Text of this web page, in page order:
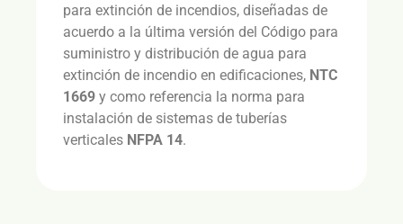
para extinción de incendios, diseñadas de
acuerdo a la última versión del Código para
suministro y distribución de agua para
extinción de incendio en edificaciones, NTC
1669 y como referencia la norma para
instalación de sistemas de tuberías
verticales NFPA 14.